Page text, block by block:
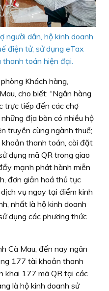
người dân, hộ kinh doanh
điện tử, sử dụng eTax
toán hiện đại.
Khách hàng,
cho biết: “Ngân hàng
trực tiếp đến các chợ
địa bàn có nhiều hộ
truyền cùng ngành thuế;
thanh toán, cài đặt
dụng mã QR trong giao
mạnh phát hành miễn
đơn giản hoá thủ tục
vụ ngay tại điểm kinh
nhất là hộ kinh doanh
dụng các phương thức
Cà Mau, đến nay ngân
177 tài khoản thanh
khai 177 mã QR tại các
là hộ kinh doanh sử